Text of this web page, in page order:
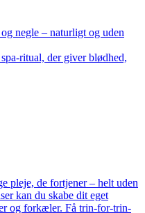
negle – naturligt og uden
ritual, der giver blødhed,
pleje, de fortjener – helt uden
kan du skabe dit eget
og forkæler. Få trin-for-trin-